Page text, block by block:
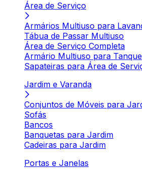
Área de Serviço
Armários Multiuso para
Tábua de Passar Multiuso
Área de Serviço Completa
Armário Multiuso para
Sapateiras para Área de
Jardim e Varanda
Conjuntos de Móveis para
Sofás
Bancos
Banquetas para Jardim
Cadeiras para Jardim
Portas e Janelas